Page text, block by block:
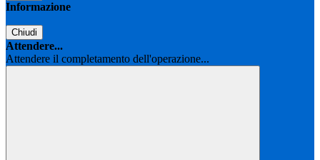
Informazione
Chiudi
Attendere...
Attendere il completamento dell'operazione...